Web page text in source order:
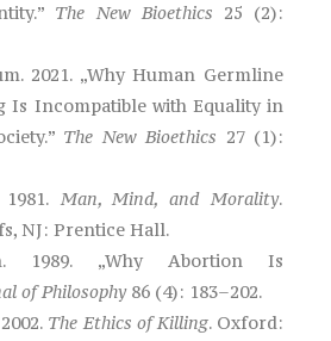
The New Bioethics 25 (2):
2021. „Why Human Germline
Is Incompatible with Equality in
The New Bioethics 27 (1):
Man, Mind, and Morality.
NJ: Prentice Hall.
1989. „Why Abortion Is
of Philosophy86 (4): 183–202.
The Ethics of Killing. Oxford: